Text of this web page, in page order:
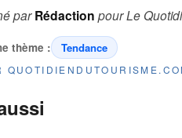
parRédaction pourLe
thème : Tendance